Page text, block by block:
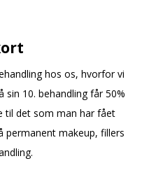
hos os, hvorfor vi
10. behandling får 50%
til det som man har fået
permanent makeup, fillers